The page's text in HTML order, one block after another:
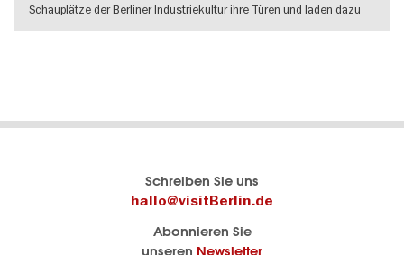
Schauplätze der Berliner Industriekultur ihre Türen und laden dazu
Schreiben Sie uns
hallo@visitBerlin.de
Abonnieren Sie
unseren Newsletter